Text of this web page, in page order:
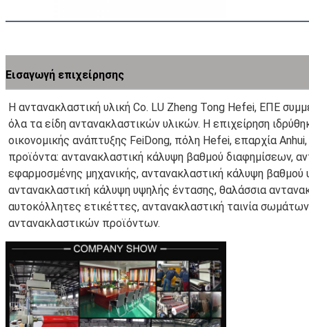
Εισαγωγή επιχείρησης
Η αντανακλαστική υλική Co. LU Zheng Tong Hefei, ΕΠΕ
όλα τα είδη αντανακλαστικών υλικών. Η επιχείρηση
οικονομικής ανάπτυξης FeiDong, πόλη Hefei, επαρχία
προϊόντα: αντανακλαστική κάλυψη βαθμού διαφημίσεων,
εφαρμοσμένης μηχανικής, αντανακλαστική κάλυψη
αντανακλαστική κάλυψη υψηλής έντασης, θαλάσσια
αυτοκόλλητες ετικέττες, αντανακλαστική ταινία
αντανακλαστικών προϊόντων.